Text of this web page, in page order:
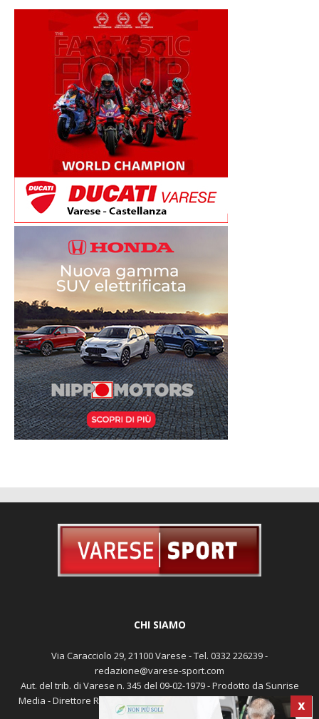
X
CHI SIAMO
Via Caracciolo 29, 21100 Varese - Tel. 0332 226239 -
redazione@varese-sport.com
Aut. del trib. di Varese n. 345 del 09-02-1979 - Prodotto da Sunrise
Media - Direttore Responsabile: Michele Marocco -Cookie policy
Pubblicità